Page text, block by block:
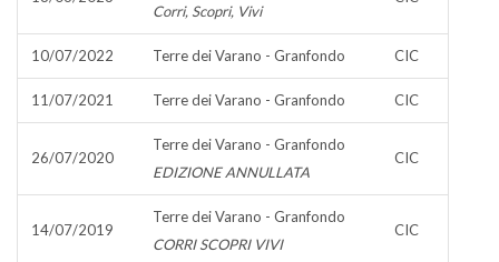
Corri, Scopri, Vivi
10/07/2022 Terre dei Varano - Granfondo CIC
11/07/2021 Terre dei Varano - Granfondo CIC
26/07/2020
Terre dei Varano - Granfondo
EDIZIONE ANNULLATA
CIC
14/07/2019
Terre dei Varano - Granfondo
CORRI SCOPRI VIVI
CIC